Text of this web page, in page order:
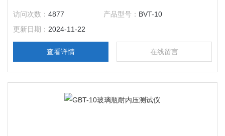
是药品生产厂家，药包材生产厂家，饮料瓶厂家及科研单位检测
瓶类产品垂直轴偏差的仪器。
访问次数：4877 产品型号： BVT-10
更新日期： 2024-11-22
查看详情 在线留言